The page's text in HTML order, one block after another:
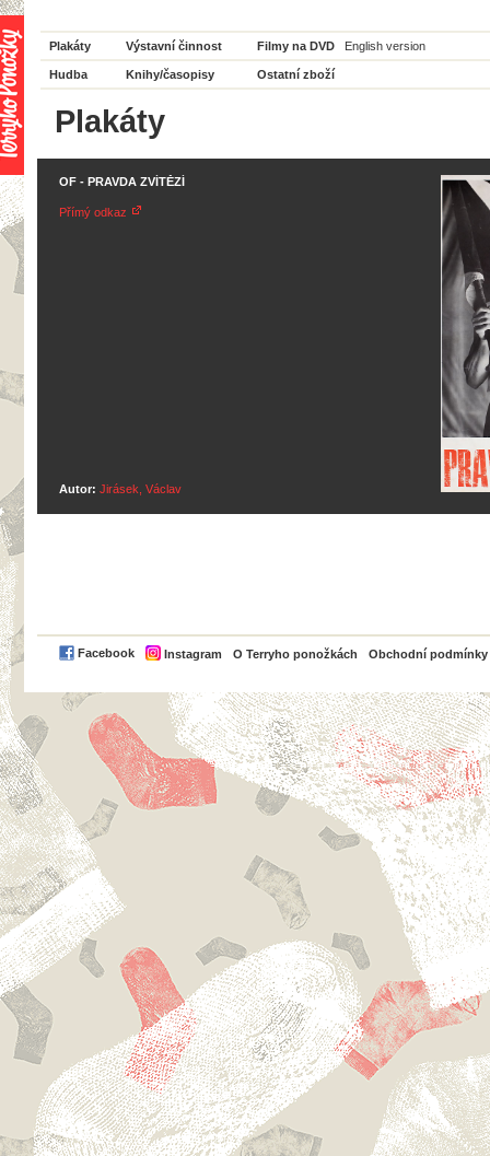
Plakáty Výstavní činnost Filmy na DVD English version
Hudba Knihy/časopisy Ostatní zboží
Plakáty
OF - PRAVDA ZVÍTĚZÍ
Přímý odkaz
Autor: Jirásek, Václav
Facebook Instagram O Terryho ponožkách Obchodní podmínky
PayPal